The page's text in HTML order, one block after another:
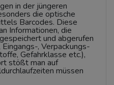
in der jüngeren
die optische
Barcodes. Diese
Informationen, die
und abgerufen
, Verpackungs-
Gefahrklasse etc.),
stößt man auf
müssen